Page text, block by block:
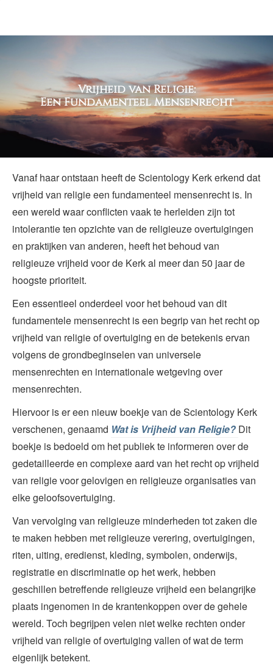
Vrijheid van Religie:
Een Fundamenteel Mensenrecht
Vanaf haar ontstaan heeft de Scientology Kerk erkend dat
vrijheid van religie een fundamenteel mensenrecht is. In
een wereld waar conflicten vaak te herleiden zijn tot
intolerantie ten opzichte van de religieuze overtuigingen
en praktijken van anderen, heeft het behoud van
religieuze vrijheid voor de Kerk al meer dan 50 jaar de
hoogste prioriteit.
Een essentieel onderdeel voor het behoud van dit
fundamentele mensenrecht is een begrip van het recht op
vrijheid van religie of overtuiging en de betekenis ervan
volgens de grondbeginselen van universele
mensenrechten en internationale wetgeving over
mensenrechten.
Hiervoor is er een nieuw boekje van de Scientology Kerk
verschenen, genaamd Wat is Vrijheid van Religie? Dit
boekje is bedoeld om het publiek te informeren over de
gedetailleerde en complexe aard van het recht op vrijheid
van religie voor gelovigen en religieuze organisaties van
elke geloofsovertuiging.
Van vervolging van religieuze minderheden tot zaken die
te maken hebben met religieuze verering, overtuigingen,
riten, uiting, eredienst, kleding, symbolen, onderwijs,
registratie en discriminatie op het werk, hebben
geschillen betreffende religieuze vrijheid een belangrijke
plaats ingenomen in de krantenkoppen over de gehele
wereld. Toch begrijpen velen niet welke rechten onder
vrijheid van religie of overtuiging vallen of wat de term
eigenlijk betekent.